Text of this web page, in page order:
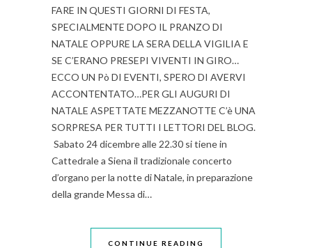
FARE IN QUESTI GIORNI DI FESTA,
SPECIALMENTE DOPO IL PRANZO DI
NATALE OPPURE LA SERA DELLA VIGILIA E
SE C’ERANO PRESEPI VIVENTI IN GIRO…
ECCO UN Pò DI EVENTI, SPERO DI AVERVI
ACCONTENTATO…PER GLI AUGURI DI
NATALE ASPETTATE MEZZANOTTE C’è UNA
SORPRESA PER TUTTI I LETTORI DEL BLOG.
Sabato 24 dicembre alle 22.30 si tiene in
Cattedrale a Siena il tradizionale concerto
d’organo per la notte di Natale, in preparazione
della grande Messa di…
CONTINUE READING